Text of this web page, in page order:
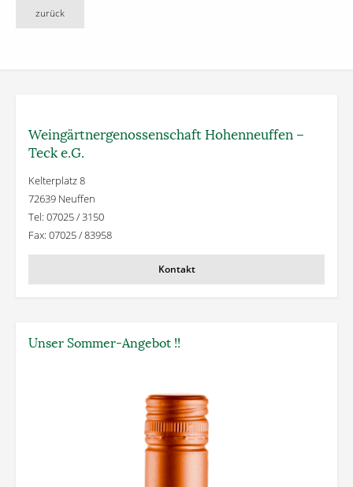
zurück
Weingärtner­genossenschaft Hohenneuffen –
Teck e.G.
Kelterplatz 8
72639 Neuffen
Tel: 07025 / 3150
Fax: 07025 / 83958
Kontakt
Unser Sommer-Angebot !!